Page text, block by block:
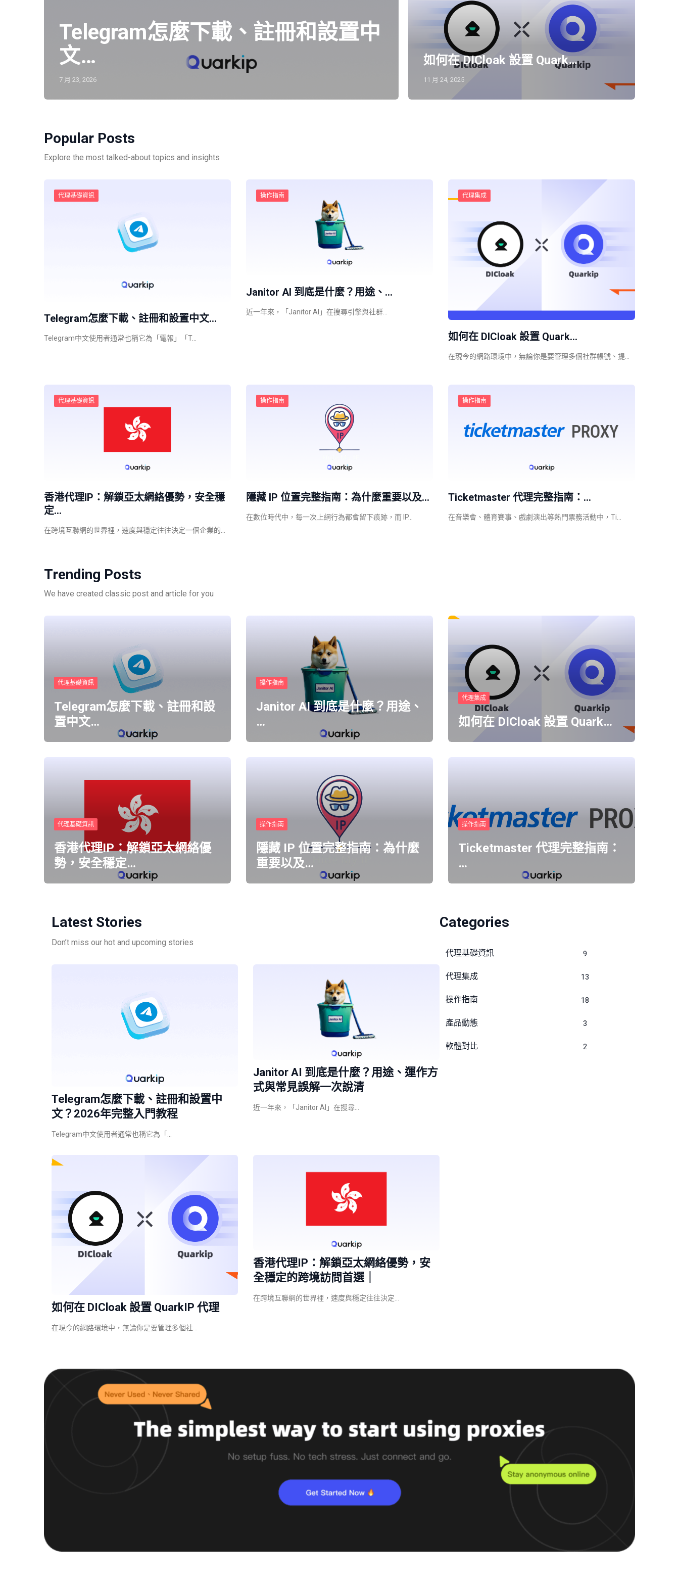
Telegram怎麼下載、註冊和設置中
文…
7 月 23, 2026
如何在 DICloak 設置 Quark…
11 月 24, 2025
Popular Posts
Explore the most talked-about topics and insights
代理基礎資訊
Telegram怎麼下載、註冊和設置中文…
Telegram中文使用者通常也稱它為「電報」「T…
操作指南
Janitor AI 到底是什麼？用途、…
近一年來，「Janitor AI」在搜尋引擎與社群…
代理集成
如何在 DICloak 設置 Quark…
在現今的網路環境中，無論你是要管理多個社群帳號、提…
代理基礎資訊
香港代理IP：解鎖亞太網絡優勢，安全穩
定…
在跨境互聯網的世界裡，速度與穩定往往決定一個企業的…
操作指南
隱藏 IP 位置完整指南：為什麼重要以及…
在數位時代中，每一次上網行為都會留下痕跡，而 IP…
操作指南
Ticketmaster 代理完整指南：…
在音樂會、體育賽事、戲劇演出等熱門票務活動中，Ti…
Trending Posts
We have created classic post and article for you
代理基礎資訊
Telegram怎麼下載、註冊和設
置中文…
操作指南
Janitor AI 到底是什麼？用途、
…
代理集成
如何在 DICloak 設置 Quark…
代理基礎資訊
香港代理IP：解鎖亞太網絡優
勢，安全穩定…
操作指南
隱藏 IP 位置完整指南：為什麼
重要以及…
操作指南
Ticketmaster 代理完整指南：
…
Latest Stories
Don’t miss our hot and upcoming stories
Telegram怎麼下載、註冊和設置中
文？2026年完整入門教程
Telegram中文使用者通常也稱它為「…
Janitor AI 到底是什麼？用途、運作方
式與常見誤解一次說清
近一年來，「Janitor AI」在搜尋…
如何在 DICloak 設置 QuarkIP 代理
在現今的網路環境中，無論你是要管理多個社…
香港代理IP：解鎖亞太網絡優勢，安
全穩定的跨境訪問首選｜
在跨境互聯網的世界裡，速度與穩定往往決定…
Categories
代理基礎資訊 9
代理集成 13
操作指南 18
產品動態 3
軟體對比 2